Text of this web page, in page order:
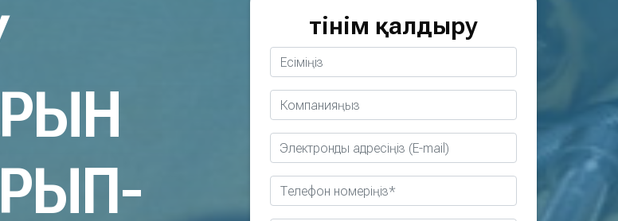
Өтінім қалдыру